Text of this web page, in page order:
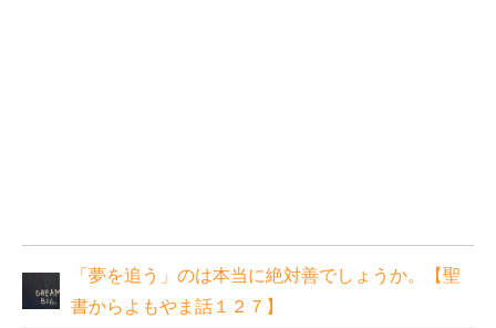
「夢を追う」のは本当に絶対善でしょうか。【聖
書からよもやま話１２７】